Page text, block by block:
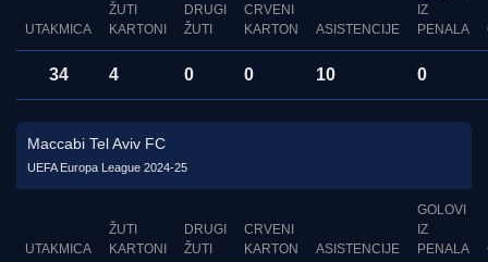
UTAKMICA
ŽUTI
KARTONI
DRUGI
ŽUTI
CRVENI
KARTON
ASISTENCIJE
IZ
PENALA
34 4 0 0 10 0
Maccabi Tel Aviv FC
UEFA Europa League 2024-25
UTAKMICA
ŽUTI
KARTONI
DRUGI
ŽUTI
CRVENI
KARTON
ASISTENCIJE
GOLOVI
IZ
PENALA